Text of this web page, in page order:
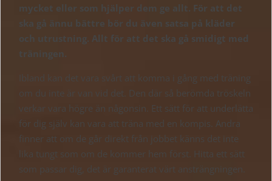
mycket eller som hjälper dem ge allt. För att det
ska gå ännu bättre bör du även satsa på kläder
och utrustning. Allt för att det ska gå smidigt med
träningen.
Ibland kan det vara svårt att komma i gång med träning
om du inte är van vid det. Den där så berömda tröskeln
verkar vara högre än någonsin. Ett sätt för att underlätta
för dig själv kan vara att träna med en kompis. Andra
finner att om de går direkt från jobbet känns det inte
lika tungt som om de kommer hem först. Hitta ett sätt
som passar dig, det är garanterat värt ansträngningen.